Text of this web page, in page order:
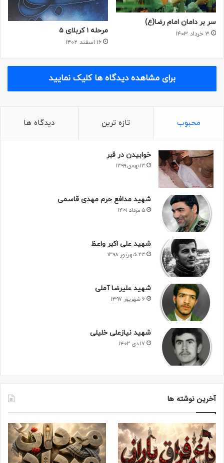
نفر وسط: شهید محسن ایوبی نفر سمت چپ: شهید
سردار تقی زاده
شهید محسن ایوبی
شهید مسلم اسدی
گردان علی اکبر
کپی لینک
سر بر دامان امام رضا(ع)
۳ خرداد ۱۴۰۳ مرحله ۱ کربلای ۵
۱۶ اسفند ۱۴۰۲
برای مشاهده دیدگاه ها کلیک نمایید
محبوب تازه ترین دیدگاه ها
خوابیدن در قبر
۱۳ بهمن ۱۳۹۹
شهید مدافع حرم مهدی قاسمی
۵ مرداد ۱۴۰۱
شهید علی اکبر واعظ
۲۳ شهریور ۱۳۹۸
شهید علیرضا آملی
۶ شهریور ۱۳۹۷
شهید نیازعلی خلیلی
۱۷ دی ۱۴۰۲
آخرین نوشته ها